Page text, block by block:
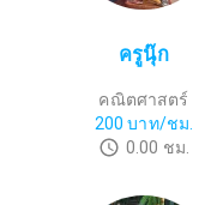
ครูนุ๊ก
คณิตศาสตร์
200 บาท/ชม.
0.00 ชม.